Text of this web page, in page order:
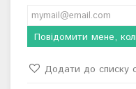
Повідомити мене,
Додати до списку